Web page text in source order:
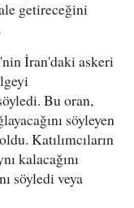
getireceğini
İran'daki askeri
Bu oran,
söyleyen
Katılımcıların
kalacağını
söyledi veya